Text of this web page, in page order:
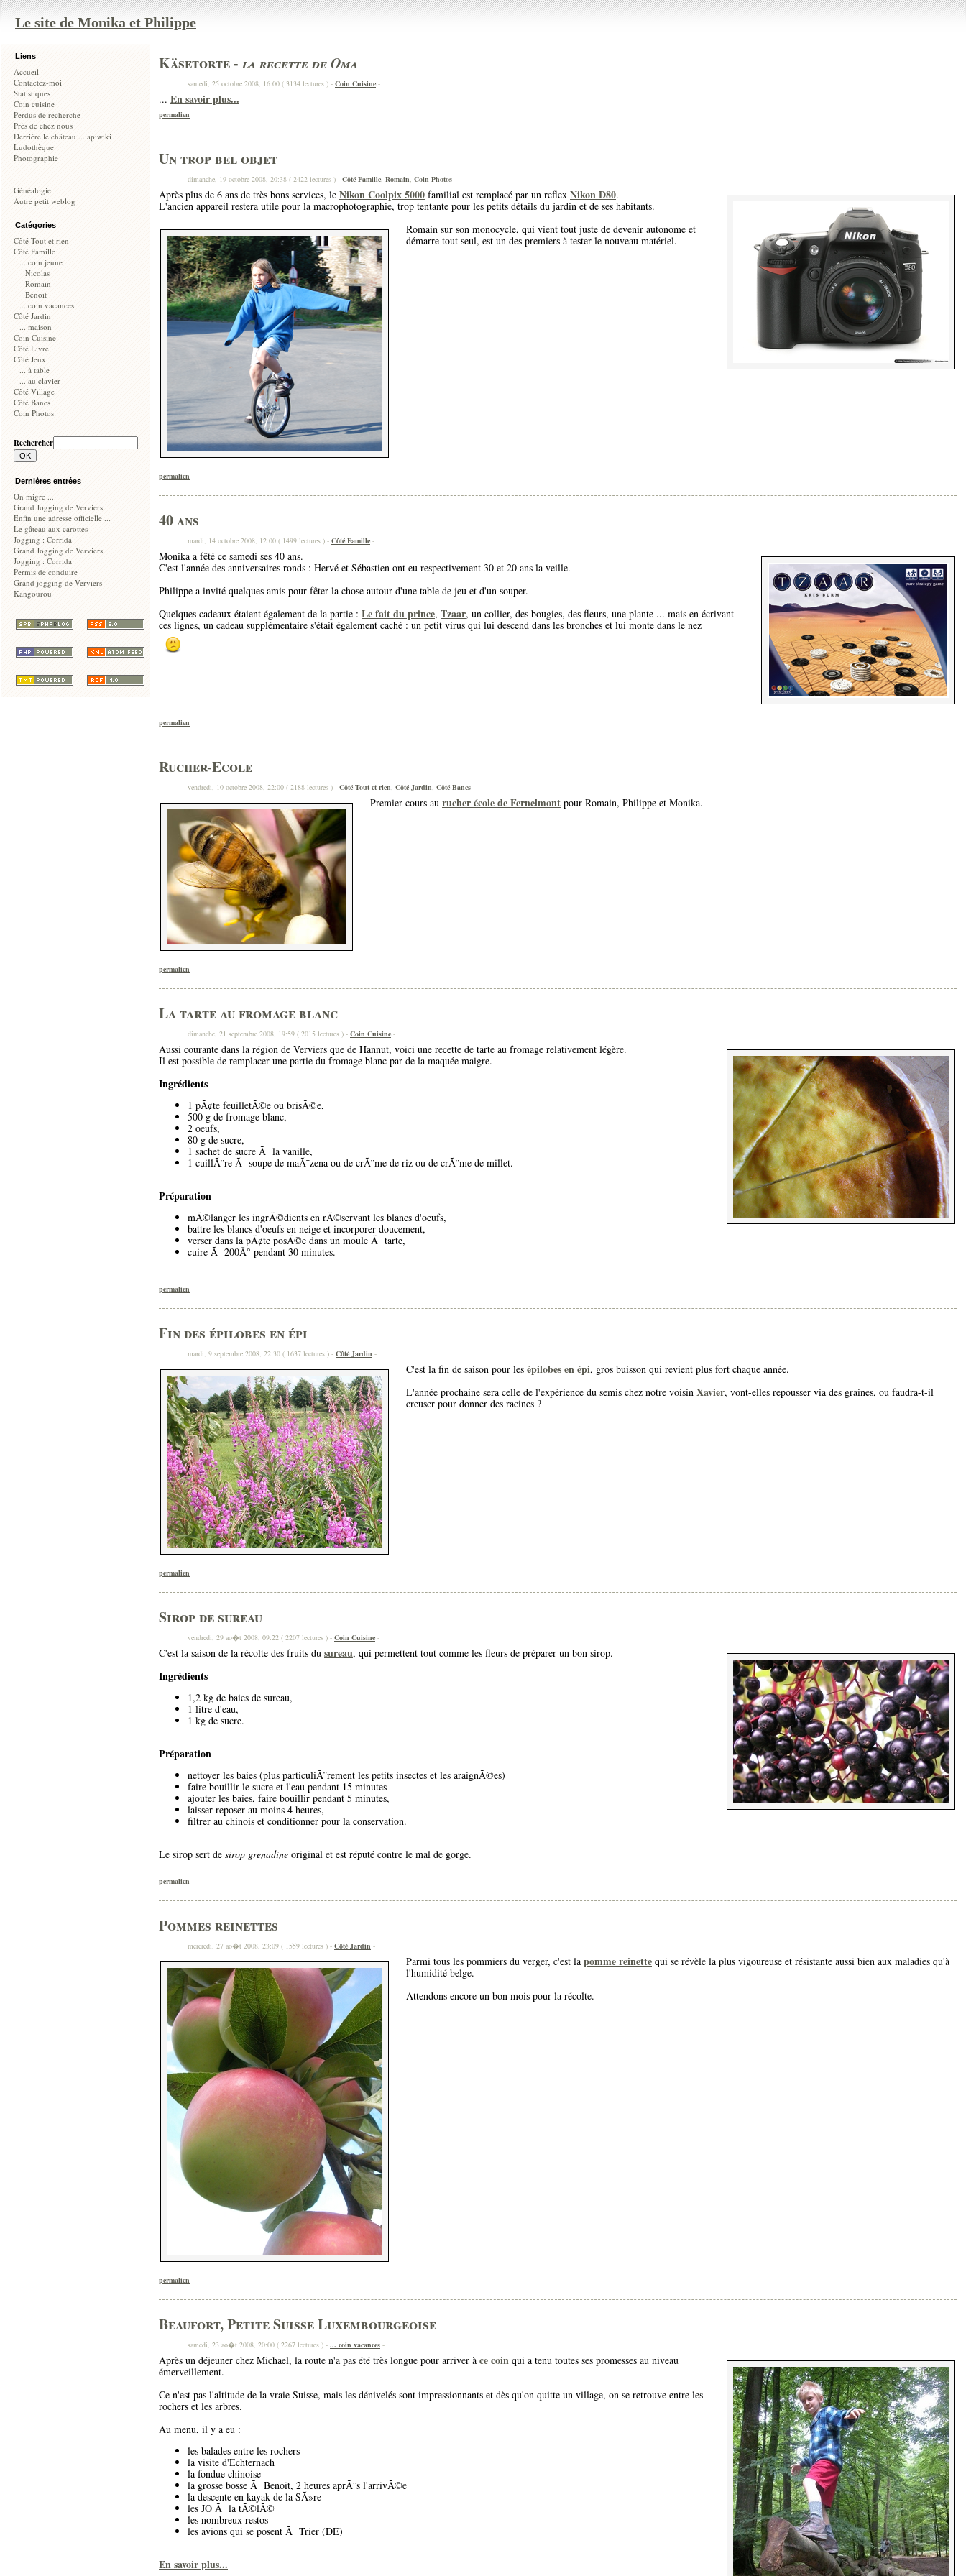
Le site de Monika et Philippe
Liens
Accueil
Contactez-moi
Statistiques
Coin cuisine
Perdus de recherche
Près de chez nous
Derrière le château ... apiwiki
Ludothèque
Photographie
Généalogie
Autre petit weblog
Catégories
Côté Tout et rien
Côté Famille
... coin jeune
Nicolas
Romain
Benoit
... coin vacances
Côté Jardin
... maison
Coin Cuisine
Côté Livre
Côté Jeux
... à table
... au clavier
Côté Village
Côté Bancs
Coin Photos
Rechercher
Dernières entrées
On migre ...
Grand Jogging de Verviers
Enfin une adresse officielle ...
Le gâteau aux carottes
Jogging : Corrida
Grand Jogging de Verviers
Jogging : Corrida
Permis de conduire
Grand jogging de Verviers
Kangourou
Käsetorte - la recette de Oma
samedi, 25 octobre 2008, 16:00 ( 3134 lectures ) - Coin Cuisine -
... En savoir plus...
permalien
Un trop bel objet
dimanche, 19 octobre 2008, 20:38 ( 2422 lectures ) - Côté Famille, Romain, Coin Photos -
Après plus de 6 ans de très bons services, le Nikon Coolpix 5000 familial est remplacé par un reflex Nikon D80.
L'ancien appareil restera utile pour la macrophotographie, trop tentante pour les petits détails du jardin et de ses habitants.
Romain sur son monocycle, qui vient tout juste de devenir autonome et
démarre tout seul, est un des premiers à tester le nouveau matériel.
permalien
40 ans
mardi, 14 octobre 2008, 12:00 ( 1499 lectures ) - Côté Famille -
Monika a fêté ce samedi ses 40 ans.
C'est l'année des anniversaires ronds : Hervé et Sébastien ont eu respectivement 30 et 20 ans la veille.
Philippe a invité quelques amis pour fêter la chose autour d'une table de jeu et d'un souper.
Quelques cadeaux étaient également de la partie : Le fait du prince, Tzaar, un collier, des bougies, des fleurs, une plante ... mais en écrivant
ces lignes, un cadeau supplémentaire s'était également caché : un petit virus qui lui descend dans les bronches et lui monte dans le nez
permalien
Rucher-Ecole
vendredi, 10 octobre 2008, 22:00 ( 2188 lectures ) - Côté Tout et rien, Côté Jardin, Côté Bancs -
Premier cours au rucher école de Fernelmont pour Romain, Philippe et Monika.
permalien
La tarte au fromage blanc
dimanche, 21 septembre 2008, 19:59 ( 2015 lectures ) - Coin Cuisine -
Aussi courante dans la région de Verviers que de Hannut, voici une recette de tarte au fromage relativement légère.
Il est possible de remplacer une partie du fromage blanc par de la maquée maigre.
Ingrédients
1 pÃ¢te feuilletÃ©e ou brisÃ©e,
500 g de fromage blanc,
2 oeufs,
80 g de sucre,
1 sachet de sucre Ã la vanille,
1 cuillÃ¨re Ã soupe de maÃ¯zena ou de crÃ¨me de riz ou de crÃ¨me de millet.
Préparation
mÃ©langer les ingrÃ©dients en rÃ©servant les blancs d'oeufs,
battre les blancs d'oeufs en neige et incorporer doucement,
verser dans la pÃ¢te posÃ©e dans un moule Ã tarte,
cuire Ã 200Â° pendant 30 minutes.
permalien
Fin des épilobes en épi
mardi, 9 septembre 2008, 22:30 ( 1637 lectures ) - Côté Jardin -
C'est la fin de saison pour les épilobes en épi, gros buisson qui revient plus fort chaque année.
L'année prochaine sera celle de l'expérience du semis chez notre voisin Xavier, vont-elles repousser via des graines, ou faudra-t-il
creuser pour donner des racines ?
permalien
Sirop de sureau
vendredi, 29 ao�t 2008, 09:22 ( 2207 lectures ) - Coin Cuisine -
C'est la saison de la récolte des fruits du sureau, qui permettent tout comme les fleurs de préparer un bon sirop.
Ingrédients
1,2 kg de baies de sureau,
1 litre d'eau,
1 kg de sucre.
Préparation
nettoyer les baies (plus particuliÃ¨rement les petits insectes et les araignÃ©es)
faire bouillir le sucre et l'eau pendant 15 minutes
ajouter les baies, faire bouillir pendant 5 minutes,
laisser reposer au moins 4 heures,
filtrer au chinois et conditionner pour la conservation.
Le sirop sert de sirop grenadine original et est réputé contre le mal de gorge.
permalien
Pommes reinettes
mercredi, 27 ao�t 2008, 23:09 ( 1559 lectures ) - Côté Jardin -
Parmi tous les pommiers du verger, c'est la pomme reinette qui se révèle la plus vigoureuse et résistante aussi bien aux maladies qu'à
l'humidité belge.
Attendons encore un bon mois pour la récolte.
permalien
Beaufort, Petite Suisse Luxembourgeoise
samedi, 23 ao�t 2008, 20:00 ( 2267 lectures ) - ... coin vacances -
Après un déjeuner chez Michael, la route n'a pas été très longue pour arriver à ce coin qui a tenu toutes ses promesses au niveau
émerveillement.
Ce n'est pas l'altitude de la vraie Suisse, mais les dénivelés sont impressionnants et dès qu'on quitte un village, on se retrouve entre les
rochers et les arbres.
Au menu, il y a eu :
les balades entre les rochers
la visite d'Echternach
la fondue chinoise
la grosse bosse Ã Benoit, 2 heures aprÃ¨s l'arrivÃ©e
la descente en kayak de la SÃ»re
les JO Ã la tÃ©lÃ©
les nombreux restos
les avions qui se posent Ã Trier (DE)
En savoir plus...